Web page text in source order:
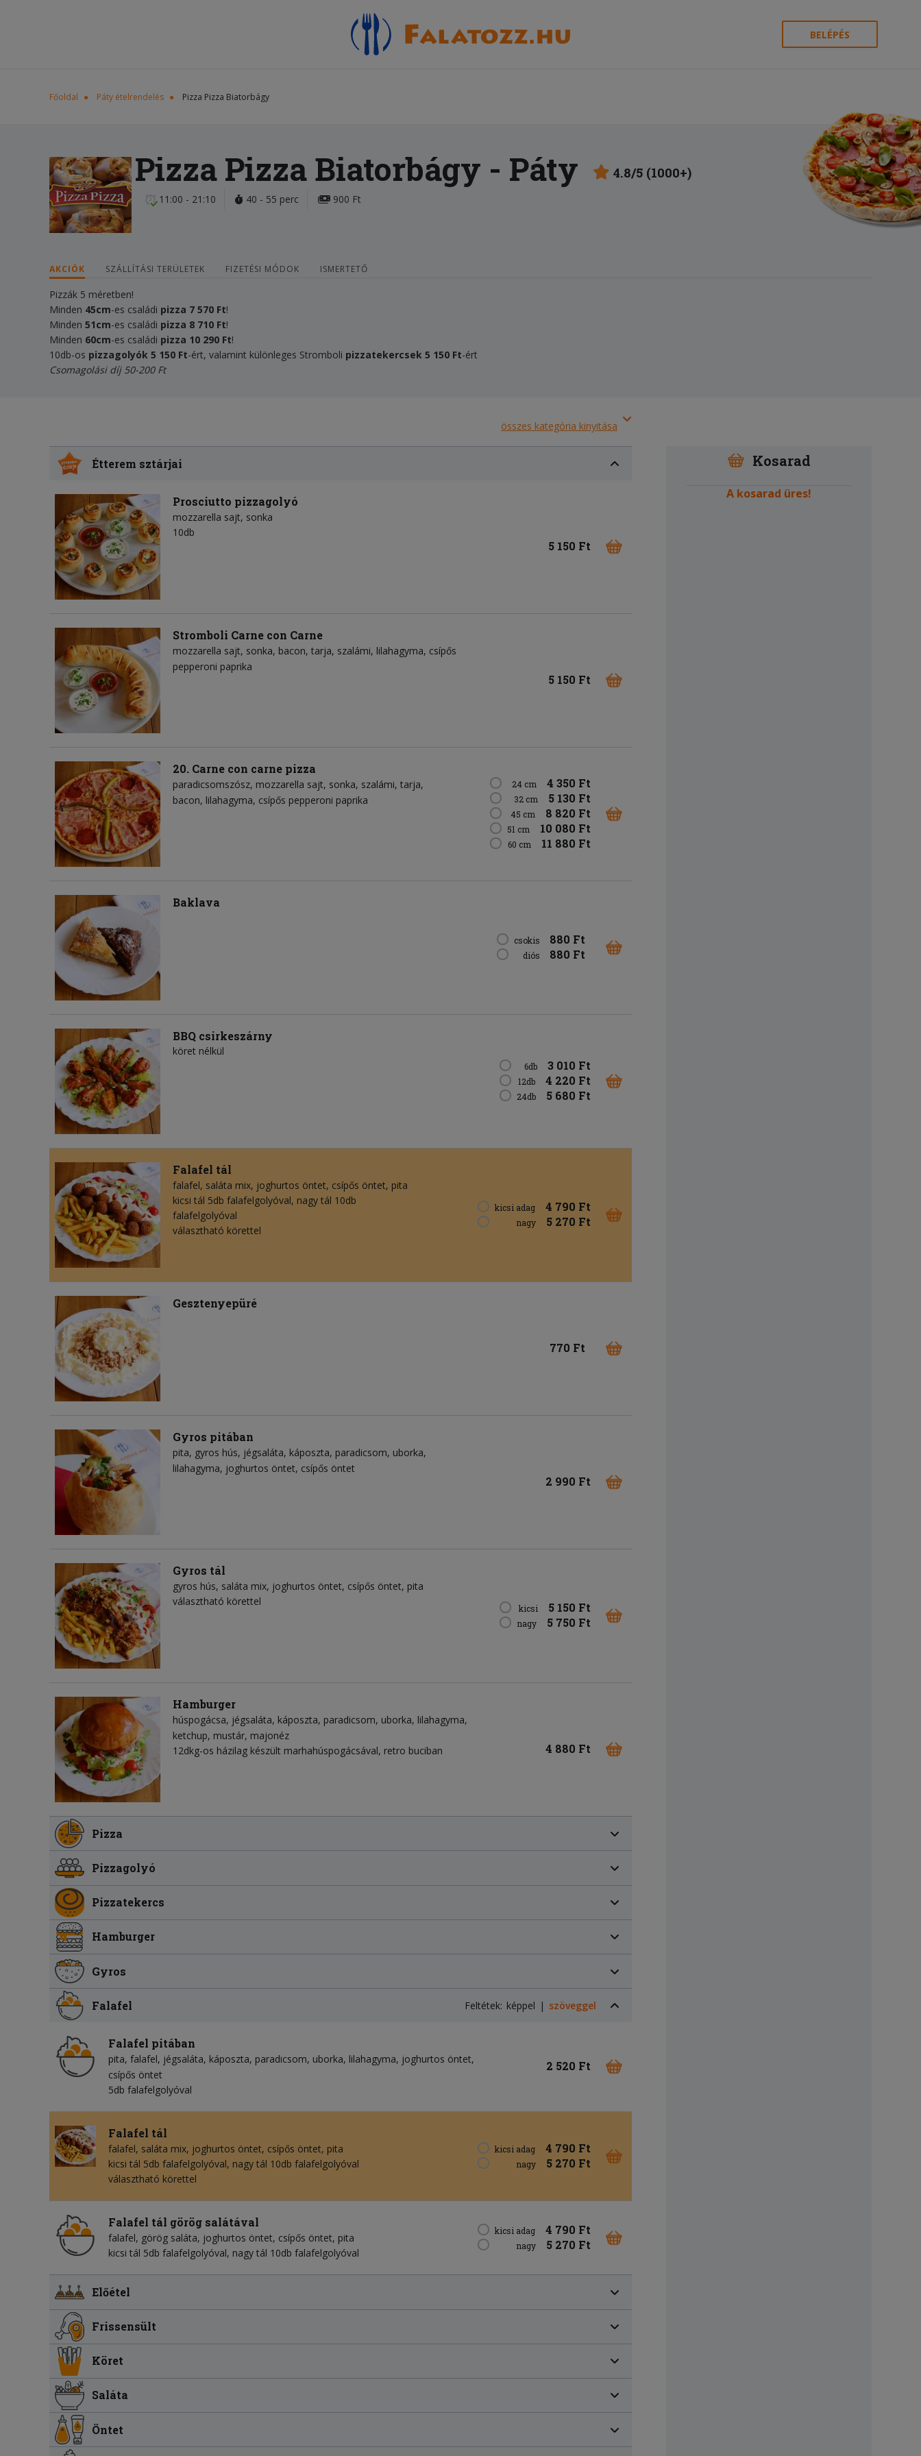
BELÉPÉS
Főoldal Páty ételrendelés Pizza Pizza Biatorbágy
Pizza Pizza Biatorbágy - Páty 4.8/5 (1000+)
11:00 - 21:10 40 - 55 perc 900 Ft
AKCIÓK SZÁLLÍTÁSI TERÜLETEK FIZETÉSI MÓDOK ISMERTETŐ
Pizzák 5 méretben!
Minden 45cm-es családi pizza 7 570 Ft!
Minden 51cm-es családi pizza 8 710 Ft!
Minden 60cm-es családi pizza 10 290 Ft!
10db-os pizzagolyók 5 150 Ft-ért, valamint különleges Stromboli pizzatekercsek 5 150 Ft-ért
Csomagolási díj 50-200 Ft
összes kategória kinyitása
Étterem sztárjai
Prosciutto pizzagolyó
mozzarella sajt sonka
10db
5 150 Ft
Stromboli Carne con Carne
mozzarella sajt sonka bacon tarja szalámi lilahagyma csípős
pepperoni paprika
5 150 Ft
20. Carne con carne pizza
paradicsomszósz mozzarella sajt sonka szalámi tarja
bacon lilahagyma csípős pepperoni paprika
24 cm 4 350 Ft
32 cm 5 130 Ft
45 cm 8 820 Ft
51 cm 10 080 Ft
60 cm 11 880 Ft
Baklava
csokis 880 Ft
diós 880 Ft
BBQ csirkeszárny
köret nélkül
6db 3 010 Ft
12db 4 220 Ft
24db 5 680 Ft
Falafel tál
falafel saláta mix joghurtos öntet csípős öntet pita
kicsi tál 5db falafelgolyóval, nagy tál 10db
falafelgolyóval
választható körettel
kicsi adag 4 790 Ft
nagy 5 270 Ft
Gesztenyepüré
770 Ft
Gyros pitában
pita gyros hús jégsaláta káposzta paradicsom uborka
lilahagyma joghurtos öntet csípős öntet
2 990 Ft
Gyros tál
gyros hús saláta mix joghurtos öntet csípős öntet pita
választható körettel
kicsi 5 150 Ft
nagy 5 750 Ft
Hamburger
húspogácsa jégsaláta káposzta paradicsom uborka lilahagyma
ketchup mustár majonéz
12dkg-os házilag készült marhahúspogácsával, retro buciban
4 880 Ft
Pizza
Pizzagolyó
Pizzatekercs
Hamburger
Gyros
Falafel Feltétek: képpel szöveggel
Falafel pitában
pita falafel jégsaláta káposzta paradicsom uborka lilahagyma joghurtos öntet
csípős öntet
5db falafelgolyóval
2 520 Ft
Falafel tál
falafel saláta mix joghurtos öntet csípős öntet pita
kicsi tál 5db falafelgolyóval, nagy tál 10db falafelgolyóval
választható körettel
kicsi adag 4 790 Ft
nagy 5 270 Ft
Falafel tál görög salátával
falafel görög saláta joghurtos öntet csípős öntet pita
kicsi tál 5db falafelgolyóval, nagy tál 10db falafelgolyóval
kicsi adag 4 790 Ft
nagy 5 270 Ft
Előétel
Frissensült
Köret
Saláta
Öntet
Kosarad
A kosarad üres!